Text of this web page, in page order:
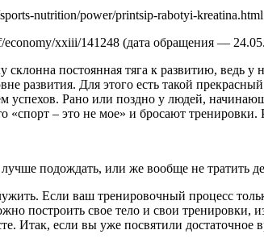
nutrition/power/printsip-rabotyi-
xxiii/141248 (дата обращения —
постоянная тяга к развитию, ведь у
развития. Для этого есть такой
успехов. Рано или поздно у людей,
«спорт – это не мое» и бросают
подождать, или же вообще не тратить
Если ваш тренировочный процесс
построить свое тело и свои тренировки,
Итак, если вы уже посвятили